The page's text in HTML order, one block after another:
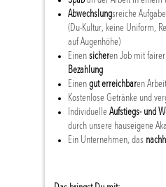
Abwechslungsreiche
(Du-Kultur, keine Uniform,
auf Augenhöhe)
Einen sicheren Job mit fairer
Bezahlung
Einen gut erreichbaren
Kostenlose Getränke und
Individuelle Aufstiegs- und
durch unsere hauseigene
Ein Unternehmen, das